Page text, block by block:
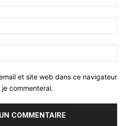
:*
:*
:
et site web dans ce navigateur
commenterai.